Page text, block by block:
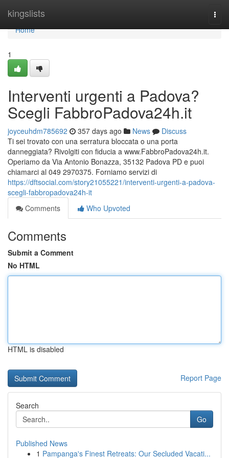
kingslists
Home
Home
1
Interventi urgenti a Padova?
Scegli FabbroPadova24h.it
joyceuhdm785692 357 days ago News
Discuss
Ti sei trovato con una serratura bloccata o una porta
danneggiata? Rivolgiti con fiducia a www.FabbroPadova24h.it.
Operiamo da Via Antonio Bonazza, 35132 Padova PD e puoi
chiamarci al 049 2970375. Forniamo servizi di
https://dftsocial.com/story21055221/interventi-urgenti-a-padova-
scegli-fabbropadova24h-it
Comments
Who Upvoted
Comments
Submit a Comment
No HTML
HTML is disabled
Report Page
Search
Go
Published News
1 Pampanga's Finest Retreats: Our Secluded Vacati...